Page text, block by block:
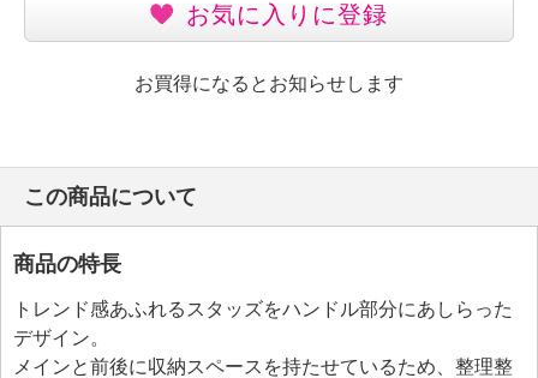
お気に入りに登録
お買得になるとお知らせします
この商品について
商品の特長
トレンド感あふれるスタッズをハンドル部分にあしらった
デザイン。
メインと前後に収納スペースを持たせているため、整理整